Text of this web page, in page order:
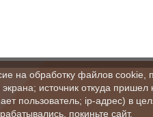
на обработку файлов
источник откуда
пользователь; ip-адрес) в
покиньте сайт.